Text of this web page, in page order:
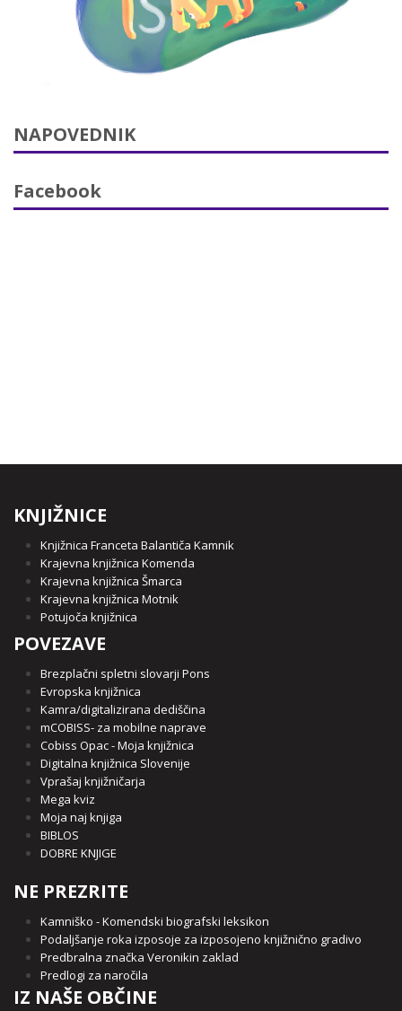
NAPOVEDNIK
Facebook
KNJIŽNICE
Knjižnica Franceta Balantiča Kamnik
Krajevna knjižnica Komenda
Krajevna knjižnica Šmarca
Krajevna knjižnica Motnik
Potujoča knjižnica
POVEZAVE
Brezplačni spletni slovarji Pons
Evropska knjižnica
Kamra/digitalizirana dediščina
mCOBISS- za mobilne naprave
Cobiss Opac - Moja knjižnica
Digitalna knjižnica Slovenije
Vprašaj knjižničarja
Mega kviz
Moja naj knjiga
BIBLOS
DOBRE KNJIGE
NE PREZRITE
Kamniško - Komendski biografski leksikon
Podaljšanje roka izposoje za izposojeno knjižnično gradivo
Predbralna značka Veronikin zaklad
Predlogi za naročila
IZ NAŠE OBČINE